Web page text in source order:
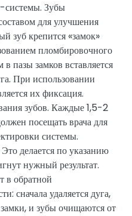
системы. Зубы
для улучшения
зуб крепится «замок»
пломбировочного
в пазы замков вставляется
При использовании
их фиксация.
зубов. Каждые 1,5-2
посещать врача для
системы.
делается по указанию
нужный результат.
в обратной
сначала удаляется дуга,
и зубы очищаются от